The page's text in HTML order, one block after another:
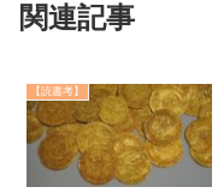
関連記事
【読書考】